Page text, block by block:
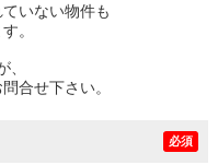
いない物件も
。
、
合せ下さい。
必須